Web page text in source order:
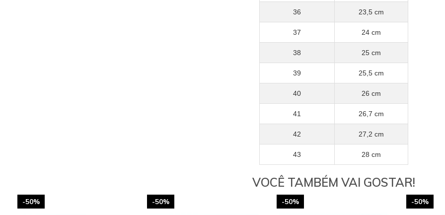
36 23,5 cm
37 24 cm
38 25 cm
39 25,5 cm
40 26 cm
41 26,7 cm
42 27,2 cm
43 28 cm
VOCÊ TAMBÉM VAI GOSTAR!
-50% -50% -50% -50%